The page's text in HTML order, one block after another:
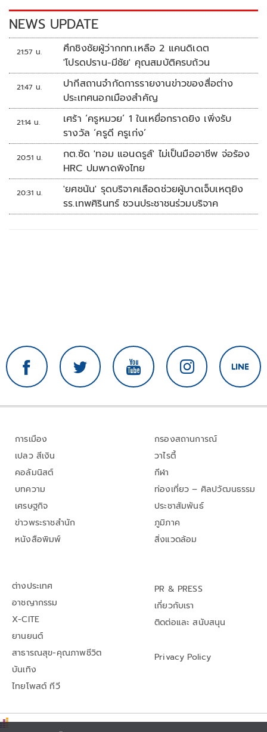
k k
NEWS UPDATE
21:57 น.
ศึกชิงชัยผู้ว่ากกท.เหลือ 2 แคนดิเดต
'โปรดปราน-มีชัย' คุณสมบัติครบถ้วน
21:47 น.
ปากีสถานจำกัดการรายงานข่าวของสื่อต่าง
ประเทศนอกเมืองสำคัญ
21:14 น.
เศร้า ‘ครูหมวย’ 1 ในเหยื่อกราดยิง เพิ่งรับ
รางวัล ‘ครูดี ครูเก่ง’
20:51 น.
กต.ซัด 'ทอม แอนดรูส์' ไม่เป็นมืออาชีพ จ่อร้อง
HRC ปมพาดพิงไทย
20:31 น.
'ยศชนัน' รุดบริจาคเลือดช่วยผู้บาดเจ็บเหตุยิง
รร.เทพศิรินทร์ ชวนประชาชนร่วมบริจาค
การเมือง
เปลว สีเงิน
คอลัมนิสต์
บทความ
เศรษฐกิจ
ข่าวพระราชสำนัก
หนังสือพิมพ์
กรองสถานการณ์
วาไรตี้
กีฬา
ท่องเที่ยว – ศิลปวัฒนธรรม
ประชาสัมพันธ์
ภูมิภาค
สิ่งแวดล้อม
ต่างประเทศ
อาชญากรรม
X-CITE
ยานยนต์
สาธารณสุข-คุณภาพชีวิต
บันเทิง
ไทยโพสต์ ทีวี
PR & PRESS
เกี่ยวกับเรา
ติดต่อและ สนับสนุน
Privacy Policy